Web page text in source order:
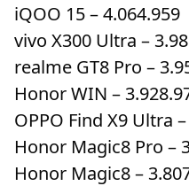
iQOO 15 – 4.064.959
vivo X300 Ultra –
realme GT8 Pro –
Honor WIN –
OPPO Find X9 Ultra
Honor Magic8 Pro –
Honor Magic8 –